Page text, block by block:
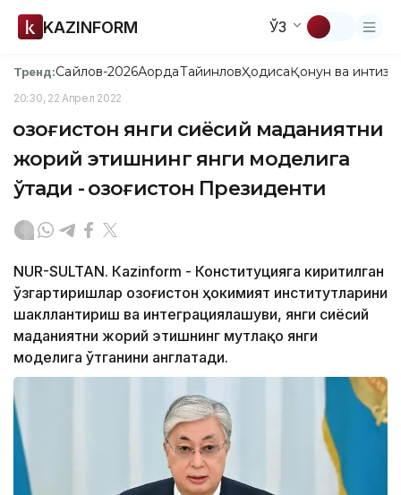
KAZINFORM ЎЗ
Тренд:Сайлов-2026АқордаТайинловҲодисаҚонун ва
20:30, 22 Апрел 2022
Қозоғистон янги сиёсий маданиятни
жорий этишнинг янги моделига
ўтади - Қозоғистон Президенти
NUR-SULTAN. Кazinform - Конституцияга киритилган
ўзгартиришлар Қозоғистон ҳокимият институтларини
шакллантириш ва интеграциялашуви, янги сиёсий
маданиятни жорий этишнинг мутлақо янги
моделига ўтганини англатади.